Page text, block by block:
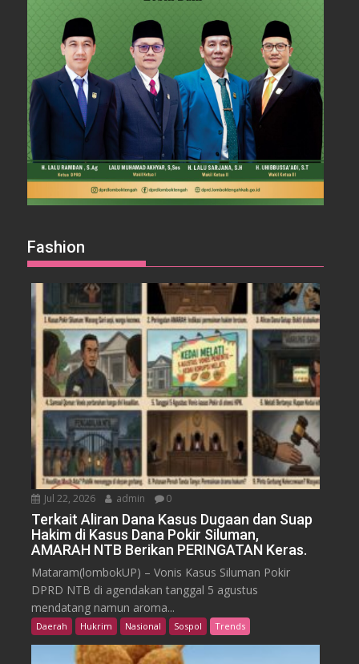
Fashion
Jul 22, 2026 admin 0
Terkait Aliran Dana Kasus Dugaan dan Suap
Hakim di Kasus Dana Pokir Siluman,
AMARAH NTB Berikan PERINGATAN Keras.
Mataram(lombokUP) – Vonis Kasus Siluman Pokir
DPRD NTB di agendakan tanggal 5 agustus
mendatang namun aroma...
Daerah Hukrim Nasional Sospol Trends